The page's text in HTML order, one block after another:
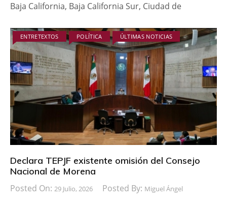
Baja California, Baja California Sur, Ciudad de
ENTRETEXTOS POLÍTICA ÚLTIMAS NOTICIAS
Declara TEPJF existente omisión del Consejo
Nacional de Morena
Posted On: 29 Julio, 2026 Posted By: Miguel Ángel